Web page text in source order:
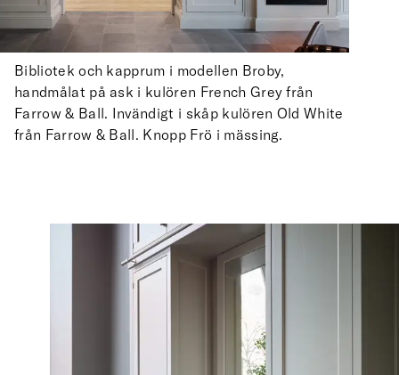
Bibliotek och kapprum i modellen Broby,
handmålat på ask i kulören French Grey från
Farrow & Ball. Invändigt i skåp kulören Old White
från Farrow & Ball. Knopp Frö i mässing.